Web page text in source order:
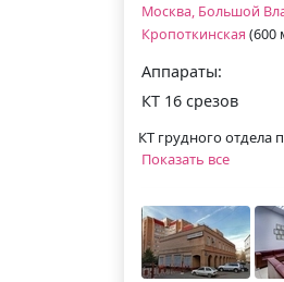
Москва, Большой
Кропоткинская (600
Аппараты:
КТ 16 срезов
КТ грудного отдела
Показать все